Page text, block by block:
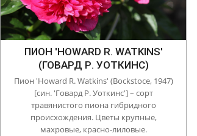
ПИОН 'HOWARD R. WATKINS'
(ГОВАРД Р. УОТКИНС)
Пион 'Howard R. Watkins' (Bockstoce, 1947)
[син. 'Говард Р. Уоткинс'] – сорт
травянистого пиона гибридного
происхождения. Цветы крупные,
махровые, красно-лиловые.